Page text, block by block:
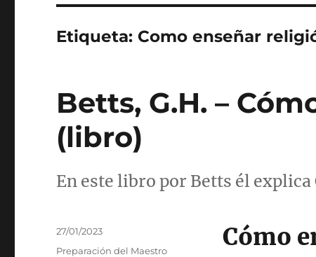
Etiqueta: Como enseñar
Betts, G.H. –
(libro)
En este libro por Betts él
Cómo
Publicado
27/01/2023
Categorías
Preparación del Maestro